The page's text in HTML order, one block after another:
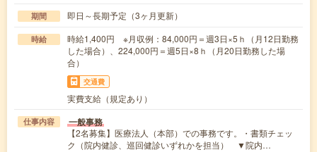
期間 即日～長期予定（3ヶ月更新）
時給
時給1,400円 ※月収例：84,000円＝週3日×5ｈ（月12日勤務
した場合）、224,000円＝週5日×8ｈ（月20日勤務した場
合）
交通費
実費支給（規定あり）
仕事内容 一般事務
【2名募集】医療法人（本部）での事務です。・書類チェッ
ク（院内健診、巡回健診いずれかを担当） ▼院内…